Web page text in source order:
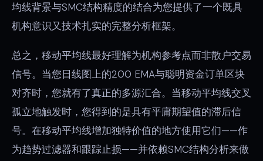
均线背景与SMC结构精度的结合为您提供了一个既具
机构意识又技术扎实的完整分析框架。
总之，移动平均线最好理解为机构参考点而非散户交易
信号。当您日线图上的200 EMA与聪明资金订单区块
对齐时，您就有了真正的多源汇合。当移动平均线交叉
孤立地触发时，您得到的是具有平庸期望值的滞后信
号。在移动平均线增加独特价值的地方使用它们——作
为趋势过滤器和跟踪止损——并依赖SMC结构分析来做